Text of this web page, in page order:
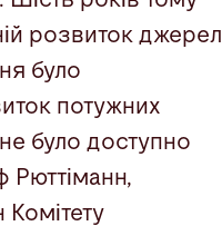
розвиток джерел
було
потужних
було доступно
Рюттіманн,
Комітету